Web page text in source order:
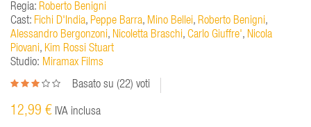
Regia: Roberto Benigni
Cast: Fichi D'India, Peppe Barra, Mino Bellei, Roberto Benigni,
Alessandro Bergonzoni, Nicoletta Braschi, Carlo Giuffre', Nicola
Piovani, Kim Rossi Stuart
Studio: Miramax Films
Basato su (22) voti
12,99 € IVA inclusa